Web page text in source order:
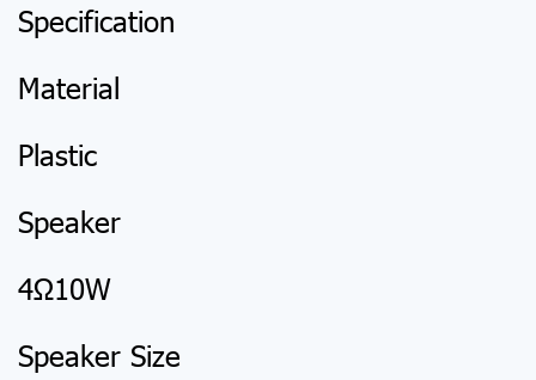
Specification
Material
Plastic
Speaker
4Ω10W
Speaker Size